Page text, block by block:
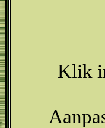
Klik